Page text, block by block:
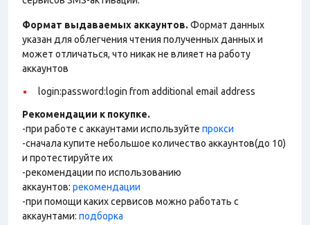
Формат выдаваемых аккаунтов. Формат данных
указан для облегчения чтения полученных данных и
может отличаться, что никак не влияет на работу
аккаунтов
login:password:login from additional email address
Рекомендации к покупке.
-при работе с аккаунтами используйте прокси
-сначала купите небольшое количество аккаунтов(до 10)
и протестируйте их
-рекомендации по использованию
аккаунтов: рекомендации
-при помощи каких сервисов можно работать с
аккаунтами: подборка